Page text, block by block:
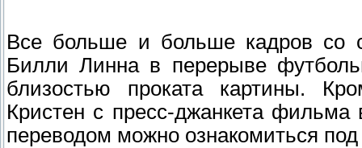
Все больше и больше кадров со
Билли Линна в перерыве
близостью проката картины.
Кристен с пресс-джанкета
переводом можно ознакомиться под